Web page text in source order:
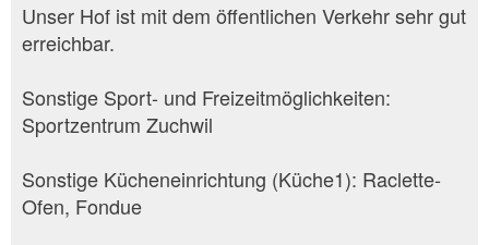
Unser Hof ist mit dem öffentlichen Verkehr sehr gut
erreichbar.
Sonstige Sport- und Freizeitmöglichkeiten:
Sportzentrum Zuchwil
Sonstige Kücheneinrichtung (Küche1): Raclette-
Ofen, Fondue